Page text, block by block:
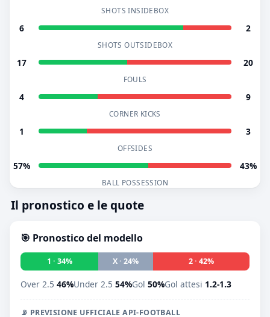
SHOTS INSIDEBOX
6 2
SHOTS OUTSIDEBOX
17 20
FOULS
4 9
CORNER KICKS
1 3
OFFSIDES
57% 43%
BALL POSSESSION
Il pronostico e le quote
🎯 Pronostico del modello
1 · 34% X · 24% 2 · 42%
Over 2.5 46%Under 2.5 54%Gol 50%Gol attesi 1.2-1.3
📡 PREVISIONE UFFICIALE API-FOOTBALL